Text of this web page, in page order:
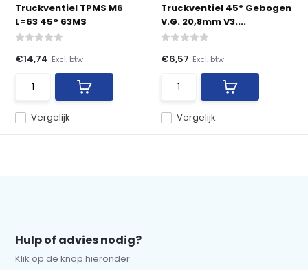
Truckventiel TPMS M6
L=63 45° 63MS
Vergelijk
€14,74 Excl. btw
Truckventiel 45º Gebogen
V.G. 20,8mm V3....
Vergelijk
€6,57 Excl. btw
Hulp of advies nodig?
Klik op de knop hieronder